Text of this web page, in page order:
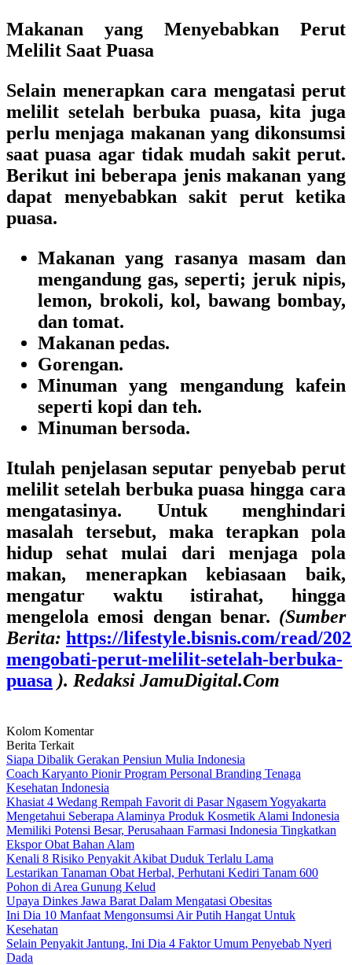
Makanan yang Menyebabkan Perut
Melilit Saat Puasa
Selain menerapkan cara mengatasi perut
melilit setelah berbuka puasa, kita juga
perlu menjaga makanan yang dikonsumsi
saat puasa agar tidak mudah sakit perut.
Berikut ini beberapa jenis makanan yang
dapat menyebabkan sakit perut ketika
puasa.
Makanan yang rasanya masam dan
mengandung gas, seperti; jeruk nipis,
lemon, brokoli, kol, bawang bombay,
dan tomat.
Makanan pedas.
Gorengan.
Minuman yang mengandung kafein
seperti kopi dan teh.
Minuman bersoda.
Itulah penjelasan seputar penyebab perut
melilit setelah berbuka puasa hingga cara
mengatasinya. Untuk menghindari
masalah tersebut, maka terapkan pola
hidup sehat mulai dari menjaga pola
makan, menerapkan kebiasaan baik,
mengatur waktu istirahat, hingga
mengelola emosi dengan benar. (Sumber
Berita: https://lifestyle.bisnis.com/read/
mengobati-perut-melilit-setelah-berbuka-
puasa ). Redaksi JamuDigital.Com
Kolom Komentar
Berita Terkait
Siapa Dibalik Gerakan Pensiun Mulia Indonesia
Coach Karyanto Pionir Program Personal Branding Tenaga
Kesehatan Indonesia
Khasiat 4 Wedang Rempah Favorit di Pasar Ngasem Yogyakarta
Mengetahui Seberapa Alaminya Produk Kosmetik Alami Indonesia
Memiliki Potensi Besar, Perusahaan Farmasi Indonesia Tingkatkan
Ekspor Obat Bahan Alam
Kenali 8 Risiko Penyakit Akibat Duduk Terlalu Lama
Lestarikan Tanaman Obat Herbal, Perhutani Kediri Tanam 600
Pohon di Area Gunung Kelud
Upaya Dinkes Jawa Barat Dalam Mengatasi Obesitas
Ini Dia 10 Manfaat Mengonsumsi Air Putih Hangat Untuk
Kesehatan
Selain Penyakit Jantung, Ini Dia 4 Faktor Umum Penyebab Nyeri
Dada